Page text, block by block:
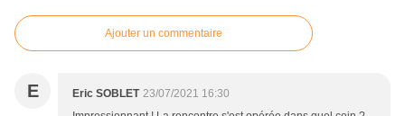
Ajouter un commentaire
E Eric SOBLET 23/07/2021 16:30